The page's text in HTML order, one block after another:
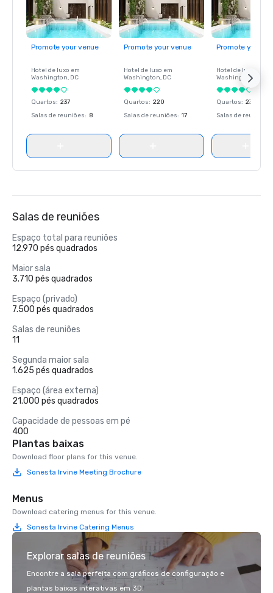
Promote your venue
Hotel de luxo em
Washington, DC
Quartos: 237
Salas de reuniões: 8
Promote your venue
Hotel de luxo em
Washington, DC
Quartos: 220
Salas de reuniões: 17
Promote your
Hotel de luxo em
Washington
Quartos: 237
Salas de reuniões
Salas de reuniões
Espaço total para reuniões
12.970 pés quadrados
Maior sala
3.710 pés quadrados
Espaço (privado)
7.500 pés quadrados
Salas de reuniões
11
Segunda maior sala
1.625 pés quadrados
Espaço (área externa)
21.000 pés quadrados
Capacidade de pessoas em pé
400
Plantas baixas
Download floor plans for this venue.
Sonesta Irvine Meeting Brochure
Menus
Download catering menus for this venue.
Sonesta Irvine Catering Menus
Explorar salas de reuniões
Encontre a sala perfeita com gráficos de configuração e
plantas baixas interativas em 3D.